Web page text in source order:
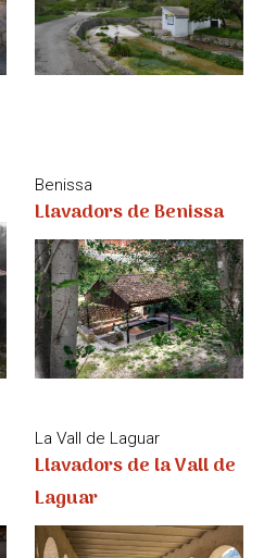
La Vall de Laguar
Llavadors de la Vall de
Laguar
Pedreguer
Masia l'Albardanera